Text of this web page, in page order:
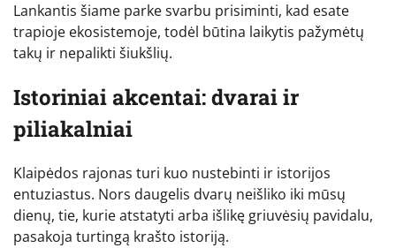
Lankantis šiame parke svarbu prisiminti, kad esate
trapioje ekosistemoje, todėl būtina laikytis pažymėtų
takų ir nepalikti šiukšlių.
Istoriniai akcentai: dvarai ir
piliakalniai
Klaipėdos rajonas turi kuo nustebinti ir istorijos
entuziastus. Nors daugelis dvarų neišliko iki mūsų
dienų, tie, kurie atstatyti arba išlikę griuvėsių pavidalu,
pasakoja turtingą krašto istoriją.